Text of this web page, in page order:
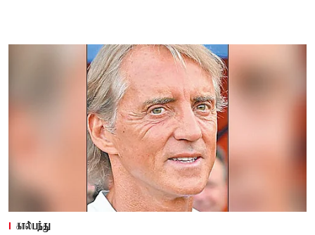
கால்பந்து